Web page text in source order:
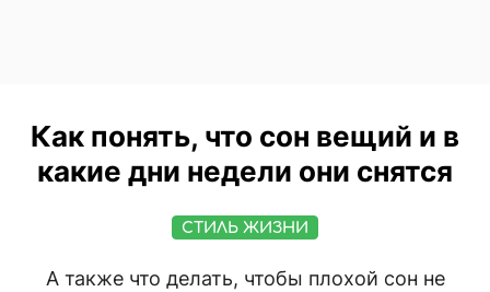
Как понять, что сон вещий и в
какие дни недели они снятся
СТИЛЬ ЖИЗНИ
А также что делать, чтобы плохой сон не